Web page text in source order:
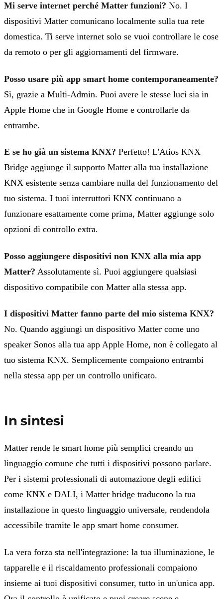
Mi serve internet perché Matter funzioni? No. I
dispositivi Matter comunicano localmente sulla tua rete
domestica. Ti serve internet solo se vuoi controllare le cose
da remoto o per gli aggiornamenti del firmware.
Posso usare più app smart home contemporaneamente?
Sì, grazie a Multi-Admin. Puoi avere le stesse luci sia in
Apple Home che in Google Home e controllarle da
entrambe.
E se ho già un sistema KNX? Perfetto! L'Atios KNX
Bridge aggiunge il supporto Matter alla tua installazione
KNX esistente senza cambiare nulla del funzionamento del
tuo sistema. I tuoi interruttori KNX continuano a
funzionare esattamente come prima, Matter aggiunge solo
opzioni di controllo extra.
Posso aggiungere dispositivi non KNX alla mia app
Matter? Assolutamente sì. Puoi aggiungere qualsiasi
dispositivo compatibile con Matter alla stessa app.
I dispositivi Matter fanno parte del mio sistema KNX?
No. Quando aggiungi un dispositivo Matter come uno
speaker Sonos alla tua app Apple Home, non è collegato al
tuo sistema KNX. Semplicemente compaiono entrambi
nella stessa app per un controllo unificato.
In sintesi
Matter rende le smart home più semplici creando un
linguaggio comune che tutti i dispositivi possono parlare.
Per i sistemi professionali di automazione degli edifici
come KNX e DALI, i Matter bridge traducono la tua
installazione in questo linguaggio universale, rendendola
accessibile tramite le app smart home consumer.
La vera forza sta nell'integrazione: la tua illuminazione, le
tapparelle e il riscaldamento professionali compaiono
insieme ai tuoi dispositivi consumer, tutto in un'unica app.